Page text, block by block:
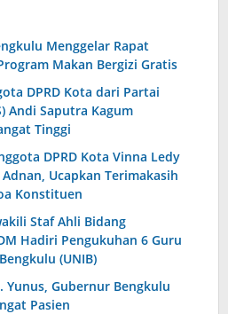
Menggelar Rapat
Makan Bergizi Gratis
DPRD Kota dari Partai
Andi Saputra Kagum
Tinggi
DPRD Kota Vinna Ledy
Ucapkan Terimakasih
Konstituen
Staf Ahli Bidang
Hadiri Pengukuhan 6 Guru
(UNIB)
Yunus, Gubernur Bengkulu
Pasien